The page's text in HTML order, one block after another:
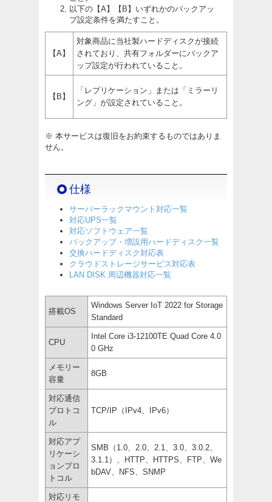
以下の【A】【B】いずれかのバックアッ
プ設定条件を満たすこと。
【A】
対象商品に当社製ハードディスクが接続
されており、共有フォルダーにバックア
ップ設定が行われていること。
【B】
「レプリケーション」または「ミラーリ
ング」が設定されていること。
※ 本サービスは復旧をお約束するものではありま
せん。
仕様
サーバーラックマウント対応一覧
対応UPS一覧
対応ソフトウェア一覧
バックアップ・増設用ハードディスク一覧
交換ハードディスク対応表
クラウドストレージサービス対応表
LAN DISK 周辺機器対応一覧
搭載OS
Windows Server IoT 2022 for Storage
Standard
CPU
Intel Core i3-12100TE Quad Core 4.0
0 GHz
メモリー
容量
8GB
対応通信
プロトコ
ル
TCP/IP（IPv4、IPv6）
対応アプ
リケーシ
ョンプロ
トコル
SMB（1.0、2.0、2.1、3.0、3.0.2、
3.1.1）、HTTP、HTTPS、FTP、We
bDAV、NFS、SNMP
対応リモ